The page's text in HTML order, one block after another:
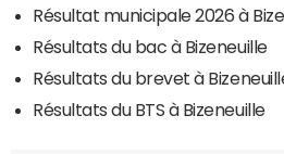
Résultat municipale 2026 à
Résultats du bac à Bizeneuille
Résultats du brevet à
Résultats du BTS à Bizeneuille